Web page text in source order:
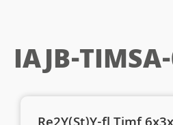
IAJB-